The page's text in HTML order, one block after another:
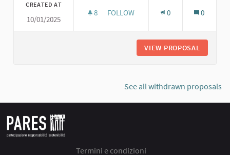
CREATED AT
10/01/2025
8 8 FOLLOWERS
FOLLOW 0 0
VIEW PROPOSAL
See all withdrawn proposals
Termini e condizioni